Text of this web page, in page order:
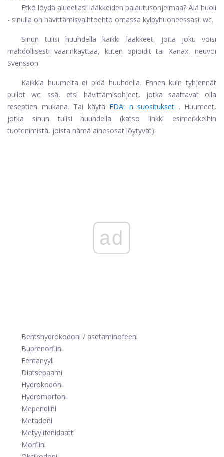
Etkö löydä alueellasi lääkkeiden palautusohjelmaa? Älä huoli
- sinulla on hävittämisvaihtoehto omassa kylpyhuoneessasi: wc.
Sinun tulisi huuhdella kaikki lääkkeet, joita joku voisi
mahdollisesti väärinkäyttää, kuten opioidit tai Xanax, neuvoi
Svensson.
Kaikkia huumeita ei pidä huuhdella. Ennen kuin tyhjennät
pullot wc: ssä, etsi hävittämisohjeet, jotka saattavat olla
reseptien mukana. Tai käytä FDA: n suositukset . Huumeet,
jotka sinun tulisi huuhdella (katso linkki esimerkkeihin
tuotenimistä, joista nämä ainesosat löytyvät):
ad
Bentshydrokodoni / asetaminofeeni
Buprenorfiini
Fentanyyli
Diatsepaami
Hydrokodoni
Hydromorfoni
Meperidiini
Metadoni
Metyylifenidaatti
Morfiini